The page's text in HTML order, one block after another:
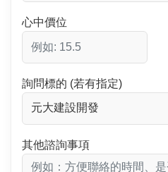
心中價位
詢問標的 (若有指定)
其他諮詢事項